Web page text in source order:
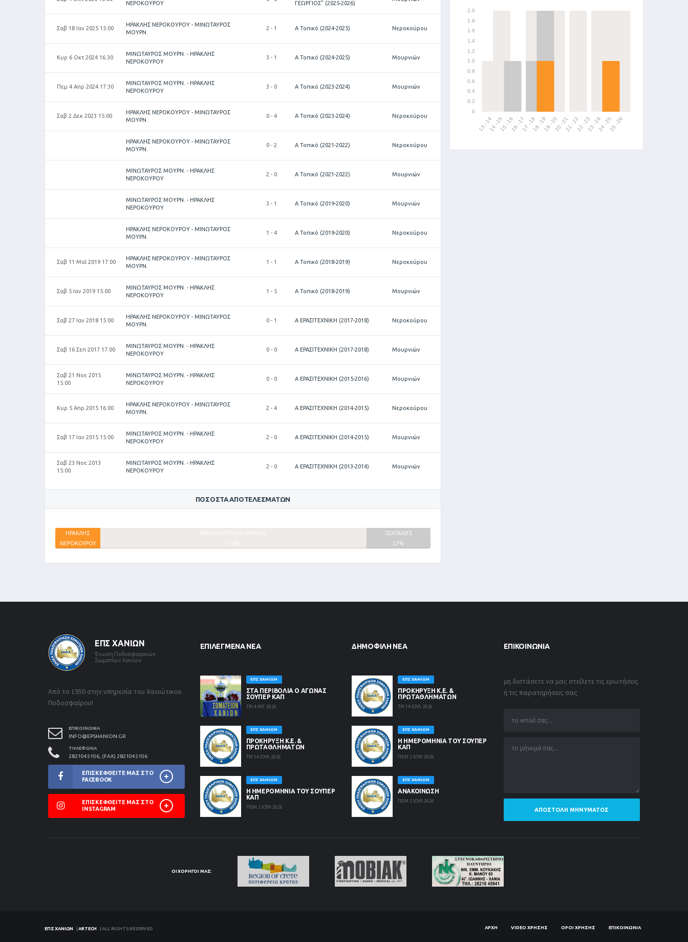
ΝΕΡΟΚΟΥΡΟΥ
ΓΕΩΡΓΙΟΣ" (2025-2026)
Σαβ 18 Ιαν 2025 15:00
ΗΡΑΚΛΗΣ ΝΕΡΟΚΟΥΡΟΥ - ΜΙΝΩΤΑΥΡΟΣ
ΜΟΥΡΝ.
2 - 1 Α Τοπικό (2024-2025) Νεροκούρου
Κυρ 6 Οκτ 2024 16:30
ΜΙΝΩΤΑΥΡΟΣ ΜΟΥΡΝ. - ΗΡΑΚΛΗΣ
ΝΕΡΟΚΟΥΡΟΥ
3 - 1 Α Τοπικό (2024-2025) Μουρνιών
Πεμ 4 Απρ 2024 17:30
ΜΙΝΩΤΑΥΡΟΣ ΜΟΥΡΝ. - ΗΡΑΚΛΗΣ
ΝΕΡΟΚΟΥΡΟΥ
3 - 0 Α Τοπικό (2023-2024) Μουρνιών
Σαβ 2 Δεκ 2023 15:00
ΗΡΑΚΛΗΣ ΝΕΡΟΚΟΥΡΟΥ - ΜΙΝΩΤΑΥΡΟΣ
ΜΟΥΡΝ.
0 - 4 Α Τοπικό (2023-2024) Νεροκούρου
ΗΡΑΚΛΗΣ ΝΕΡΟΚΟΥΡΟΥ - ΜΙΝΩΤΑΥΡΟΣ
ΜΟΥΡΝ.
0 - 2 Α Τοπικό (2021-2022) Νεροκούρου
ΜΙΝΩΤΑΥΡΟΣ ΜΟΥΡΝ. - ΗΡΑΚΛΗΣ
ΝΕΡΟΚΟΥΡΟΥ
2 - 0 Α Τοπικό (2021-2022) Μουρνιών
ΜΙΝΩΤΑΥΡΟΣ ΜΟΥΡΝ. - ΗΡΑΚΛΗΣ
ΝΕΡΟΚΟΥΡΟΥ
3 - 1 Α Τοπικό (2019-2020) Μουρνιών
ΗΡΑΚΛΗΣ ΝΕΡΟΚΟΥΡΟΥ - ΜΙΝΩΤΑΥΡΟΣ
ΜΟΥΡΝ.
1 - 4 Α Τοπικό (2019-2020) Νεροκούρου
Σαβ 11 Μαΐ 2019 17:00
ΗΡΑΚΛΗΣ ΝΕΡΟΚΟΥΡΟΥ - ΜΙΝΩΤΑΥΡΟΣ
ΜΟΥΡΝ.
1 - 1 Α Τοπικό (2018-2019) Νεροκούρου
Σαβ 5 Ιαν 2019 15:00
ΜΙΝΩΤΑΥΡΟΣ ΜΟΥΡΝ. - ΗΡΑΚΛΗΣ
ΝΕΡΟΚΟΥΡΟΥ
1 - 5 Α Τοπικό (2018-2019) Μουρνιών
Σαβ 27 Ιαν 2018 15:00
ΗΡΑΚΛΗΣ ΝΕΡΟΚΟΥΡΟΥ - ΜΙΝΩΤΑΥΡΟΣ
ΜΟΥΡΝ.
0 - 1 Α ΕΡΑΣΙΤΕΧΝΙΚΗ (2017-2018) Νεροκούρου
Σαβ 16 Σεπ 2017 17:00
ΜΙΝΩΤΑΥΡΟΣ ΜΟΥΡΝ. - ΗΡΑΚΛΗΣ
ΝΕΡΟΚΟΥΡΟΥ
0 - 0 Α ΕΡΑΣΙΤΕΧΝΙΚΗ (2017-2018) Μουρνιών
Σαβ 21 Νοε 2015
15:00
ΜΙΝΩΤΑΥΡΟΣ ΜΟΥΡΝ. - ΗΡΑΚΛΗΣ
ΝΕΡΟΚΟΥΡΟΥ
0 - 0 Α ΕΡΑΣΙΤΕΧΝΙΚΗ (2015-2016) Μουρνιών
Κυρ 5 Απρ 2015 16:00
ΗΡΑΚΛΗΣ ΝΕΡΟΚΟΥΡΟΥ - ΜΙΝΩΤΑΥΡΟΣ
ΜΟΥΡΝ.
2 - 4 Α ΕΡΑΣΙΤΕΧΝΙΚΗ (2014-2015) Νεροκούρου
Σαβ 17 Ιαν 2015 15:00
ΜΙΝΩΤΑΥΡΟΣ ΜΟΥΡΝ. - ΗΡΑΚΛΗΣ
ΝΕΡΟΚΟΥΡΟΥ
2 - 0 Α ΕΡΑΣΙΤΕΧΝΙΚΗ (2014-2015) Μουρνιών
Σαβ 23 Νοε 2013
15:00
ΜΙΝΩΤΑΥΡΟΣ ΜΟΥΡΝ. - ΗΡΑΚΛΗΣ
ΝΕΡΟΚΟΥΡΟΥ
2 - 0 Α ΕΡΑΣΙΤΕΧΝΙΚΗ (2013-2014) Μουρνιών
ΠΟΣΟΣΤΆ ΑΠΟΤΕΛΕΣΜΆΤΩΝ
ΗΡΑΚΛΗΣ
ΝΕΡΟΚΟΥΡΟΥ
ΙΣΟΠΑΛΙΕΣ
17%
ΕΠΣ ΧΑΝΊΩΝ
Ένωση Ποδοσφαιρικών
Σωματίων Χανίων
Από το 1950 στην υπηρεσία του Χανιώτικου
Ποδοσφαίρου!
ΕΠΙΚΟΙΝΩΝΊΑ
INFO@EPSHANION.GR
ΤΗΛΈΦΩΝΑ
2821045106, (FAX) 2821045106
ΕΠΙΣΚΕΦΘΕΊΤΕ ΜΑΣ ΣΤΟ
FACEBOOK
ΕΠΙΣΚΕΦΘΕΊΤΕ ΜΑΣ ΣΤΟ
INSTAGRAM
ΕΠΙΛΕΓΜΈΝΑ ΝΈΑ
ΕΠΣ ΧΑΝΊΩΝ
ΣΤΑ ΠΕΡΙΒΟΛΙΑ Ο ΑΓΩΝΑΣ
ΣΟΥΠΕΡ ΚΑΠ
ΤΡΙ 4 ΑΥΓ 2026
ΕΠΣ ΧΑΝΊΩΝ
ΠΡΟΚΗΡΥΞΗ Κ.Ε. &
ΠΡΩΤΑΘΛΗΜΑΤΩΝ
ΤΡΙ 14 ΙΟΥΛ 2026
ΕΠΣ ΧΑΝΊΩΝ
Η ΗΜΕΡΟΜΗΝΙΑ ΤΟΥ ΣΟΥΠΕΡ
ΚΑΠ
ΠΕΜ 2 ΙΟΥΛ 2026
ΔΗΜΟΦΙΛΉ ΝΈΑ
ΕΠΣ ΧΑΝΊΩΝ
ΠΡΟΚΗΡΥΞΗ Κ.Ε. &
ΠΡΩΤΑΘΛΗΜΑΤΩΝ
ΤΡΙ 14 ΙΟΥΛ 2026
ΕΠΣ ΧΑΝΊΩΝ
Η ΗΜΕΡΟΜΗΝΙΑ ΤΟΥ ΣΟΥΠΕΡ
ΚΑΠ
ΠΕΜ 2 ΙΟΥΛ 2026
ΕΠΣ ΧΑΝΊΩΝ
ΑΝΑΚΟΙΝΩΣΗ
ΠΕΜ 2 ΙΟΥΛ 2026
ΕΠΙΚΟΙΝΩΝΊΑ
μη διστάσετε να μας στείλετε τις ερωτήσεις
ή τις παρατηρήσεις σας
ΑΠΟΣΤΟΛΉ ΜΗΝΎΜΑΤΟΣ
ΟΙ ΧΟΡΗΓΟΊ ΜΑΣ:
ΕΠΣ ΧΑΝΊΩΝ |ARTECH | ALL RIGHTS RESERVED ΑΡΧΉ VIDEO ΧΡΉΣΗΣ ΌΡΟΙ ΧΡΉΣΗΣ ΕΠΙΚΟΙΝΩΝΊΑ